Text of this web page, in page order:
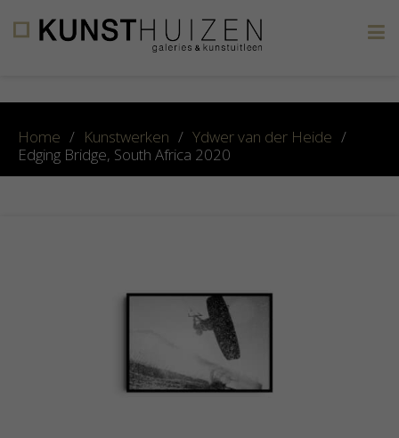
Home / Kunstwerken / Ydwer van der Heide /
Edging Bridge, South Africa 2020